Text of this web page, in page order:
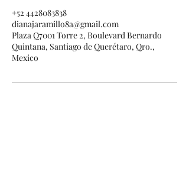
+52 4428083838
dianajaramillo8a@gmail.com
Plaza Q7001 Torre 2, Boulevard Bernardo
Quintana, Santiago de Querétaro, Qro.,
Mexico